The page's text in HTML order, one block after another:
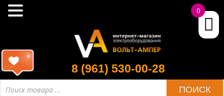
8 (961) 530-00-28
ПОИСК
0